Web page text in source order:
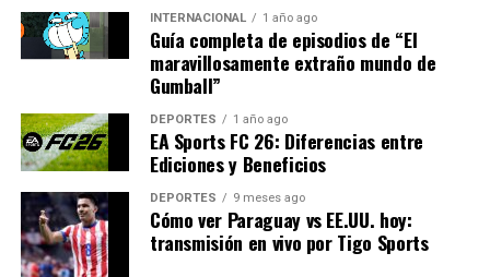
En el futuro cercano, se espera que las medidas
implementadas comiencen a mostrar resultados
positivos. Sin embargo, los expertos advierten que se
requiere un enfoque integral que incluya la mejora de las
condiciones socioeconómicas para abordar las causas
subyacentes de la delincuencia.
La Ciudad de México se enfrenta a un desafío complejo,
pero con una estrategia bien definida y la cooperación
de todos los sectores, hay esperanza de que la seguridad
INTERNACIONAL 1 año ago
Guía completa de episodios de “El
maravillosamente extraño mundo de
Gumball”
DEPORTES 1 año ago
EA Sports FC 26: Diferencias entre
Ediciones y Beneficios
DEPORTES 9 meses ago
Cómo ver Paraguay vs EE.UU. hoy:
transmisión en vivo por Tigo Sports